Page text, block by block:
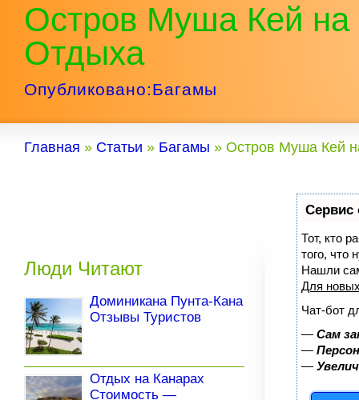
Остров Муша Кей на
Отдыха
Опубликовано:Багамы
Главная » Статьи » Багамы » Остров Муша Кей
Сервис
Тот, кто
того, что
Нашли
Для
Чат-бот
— Сам
—
—
Люди Читают
Доминикана Пунта-Кана
Отзывы Туристов
Отдых на Канарах
Стоимость —